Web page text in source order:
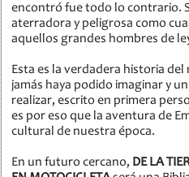
encontró fue todo lo contrario.
aterradora y peligrosa como
aquellos grandes hombres de
Esta es la verdadera historia
jamás haya podido imaginar y
realizar, escrito en primera
es por eso que la aventura de
cultural de nuestra época.
En un futuro cercano, DE LA